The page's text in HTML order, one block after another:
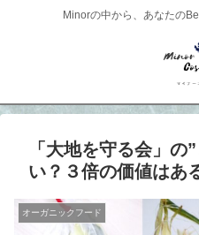
Minorの中から、あなたの
「大地を守る会」の
い？３倍の価値はあ
オーガニックフード